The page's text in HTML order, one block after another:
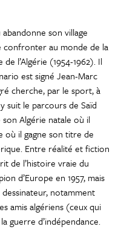
abandonne son village
confronter au monde de la
l’Algérie (1954-1962). Il
est signé Jean-Marc
cherche, par le sport, à
suit le parcours de Saïd
son Algérie natale où il
où il gagne son titre de
Entre réalité et fiction
de l’histoire vraie du
d’Europe en 1957, mais
dessinateur, notamment
amis algériens (ceux qui
guerre d’indépendance.